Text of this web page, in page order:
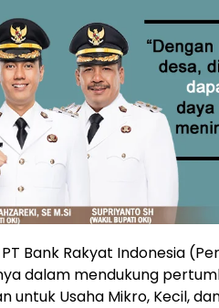
Bank Rakyat Indonesia
dalam mendukung
untuk Usaha Mikro, Kecil,